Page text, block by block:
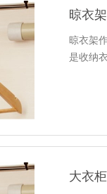
晾衣
晾衣架
是收纳
大衣